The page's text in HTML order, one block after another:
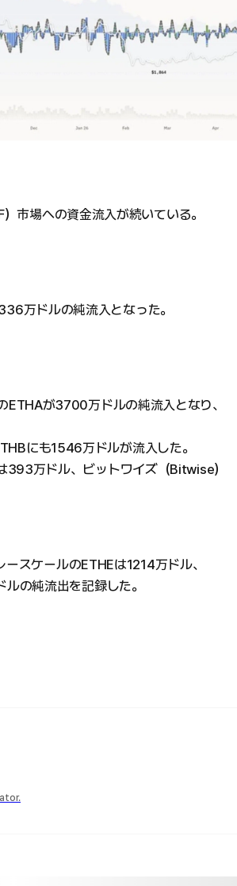
市場への資金流入が続いている。
万ドルの純流入となった。
が3700万ドルの純流入となり、
にも1546万ドルが流入した。
万ドル、ビットワイズ（Bitwise）
スケールのETHEは1214万ドル、
の純流出を記録した。